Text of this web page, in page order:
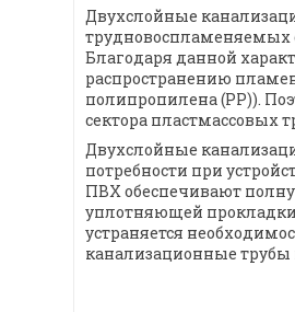
Двухслойные
трудновоспламеняемых
Благодаря данной
распространению
полипропилена (PP)).
сектора пластмассовых
Двухслойные
потребности при
ПВХ обеспечивают
уплотняющей
устраняется
канализационные трубы